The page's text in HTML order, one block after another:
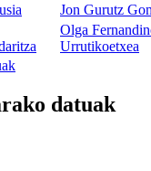
Jon Gurutz
Olga
Urrutikoetxea
datuak